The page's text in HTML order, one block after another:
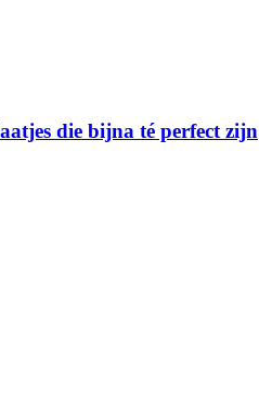
die bijna té perfect zijn